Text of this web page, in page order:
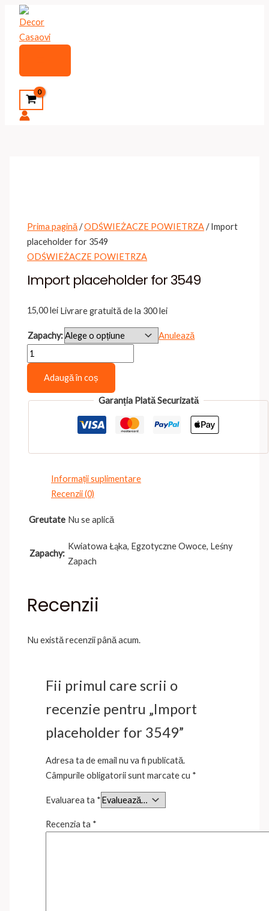
content
Prima pagină/ODŚWIEŻACZE POWIETRZA/ Import
placeholder for 3549
ODŚWIEŻACZE POWIETRZA
Import placeholder for 3549
15,00 lei Livrare gratuită de la 300 lei
Zapachy:
Anulează
Cantitate
Import
placeholder
for
Adaugă în coș
Garanția Plată Securizată
Informații suplimentare
Recenzii (0)
Greutate Nu se aplică
Zapachy:
Kwiatowa Łąka, Egzotyczne Owoce, Leśny
Zapach
Recenzii
Nu există recenzii până acum.
Fii primul care scrii o
recenzie pentru „Import
placeholder for 3549”
Adresa ta de email nu va fi publicată.
Câmpurile obligatorii sunt marcate cu *
Evaluarea ta *
Recenzia ta *